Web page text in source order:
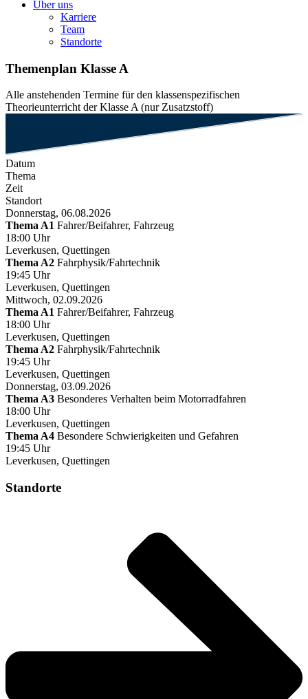
Über uns
Karriere
Team
Standorte
Themenplan Klasse A
Alle anstehenden Termine für den klassenspezifischen
Theorieunterricht der Klasse A (nur Zusatzstoff)
Datum
Thema
Zeit
Standort
Donnerstag, 06.08.2026
Thema A1 Fahrer/Beifahrer, Fahrzeug
18:00 Uhr
Leverkusen, Quettingen
Thema A2 Fahrphysik/Fahrtechnik
19:45 Uhr
Leverkusen, Quettingen
Mittwoch, 02.09.2026
Thema A1 Fahrer/Beifahrer, Fahrzeug
18:00 Uhr
Leverkusen, Quettingen
Thema A2 Fahrphysik/Fahrtechnik
19:45 Uhr
Leverkusen, Quettingen
Donnerstag, 03.09.2026
Thema A3 Besonderes Verhalten beim Motorradfahren
18:00 Uhr
Leverkusen, Quettingen
Thema A4 Besondere Schwierigkeiten und Gefahren
19:45 Uhr
Leverkusen, Quettingen
Standorte